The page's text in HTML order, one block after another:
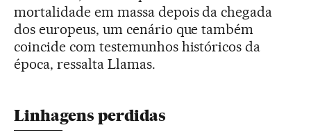
mortalidade em massa depois da chegada
dos europeus, um cenário que também
coincide com testemunhos históricos da
época, ressalta Llamas.
Linhagens perdidas